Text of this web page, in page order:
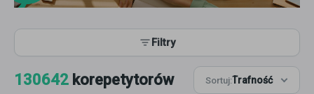
Filtry
130642 korepetytorów Sortuj:Trafność